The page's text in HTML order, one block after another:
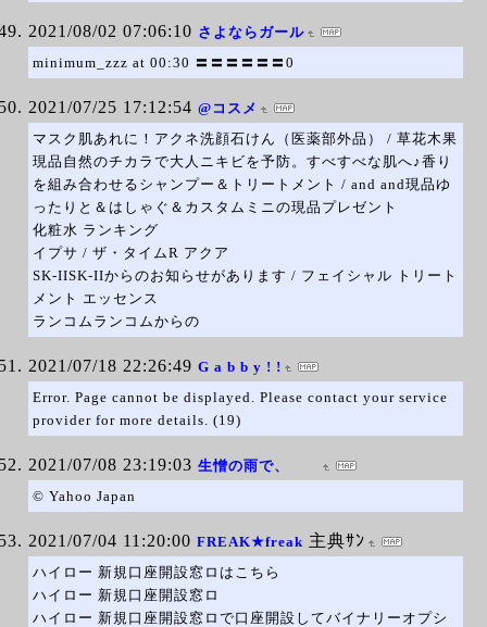
2021/08/02 07:06:10 さよならガール
minimum_zzz at 00:30 〓〓〓〓〓〓0
2021/07/25 17:12:54 @コスメ
マスク肌あれに！アクネ洗顔石けん（医薬部外品） / 草花木果
現品自然のチカラで大人ニキビを予防。すべすべな肌へ♪香り
を組み合わせるシャンプー＆トリートメント / and and現品ゆ
ったりと＆はしゃぐ＆カスタムミニの現品プレゼント
化粧水 ランキング
イプサ / ザ・タイムR アクア
SK-IISK-IIからのお知らせがあります / フェイシャル トリート
メント エッセンス
ランコムランコムからの
2021/07/18 22:26:49 G a b b y ! !
Error. Page cannot be displayed. Please contact your service
provider for more details. (19)
2021/07/08 23:19:03 生憎の雨で、
© Yahoo Japan
2021/07/04 11:20:00 FREAK★freak 主典ｻﾝ
ハイロー 新規口座開設窓ロはこちら
ハイロー 新規口座開設窓ロ
ハイロー 新規口座開設窓ロで口座開設してバイナリーオプシ